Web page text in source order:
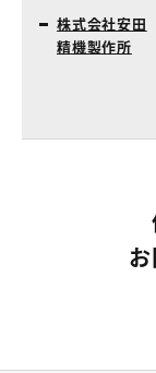
株式会社安田
精機製作所